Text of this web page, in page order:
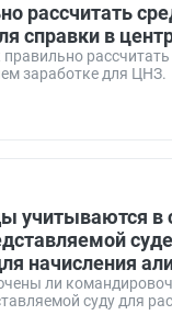
рассчитать
справки в
заработке для ЦНЗ.
учитываются в
начисления
ли
суду для